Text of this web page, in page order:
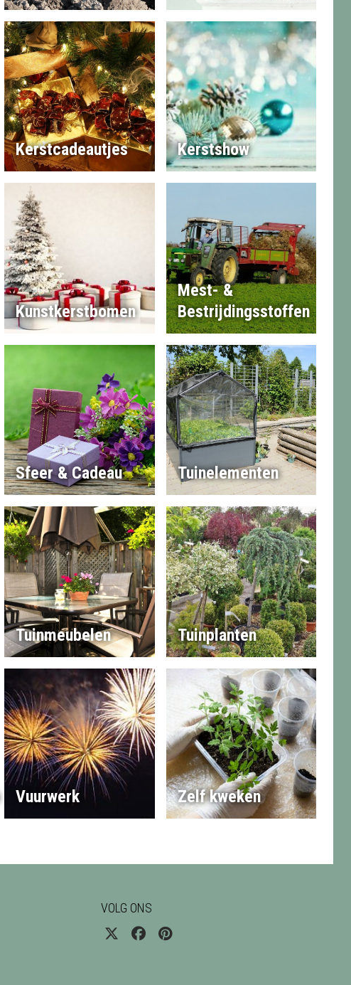
Kerstcadeautjes Kerstshow
Kunstkerstbomen
Mest- &
Bestrijdingsstoffen
Sfeer & Cadeau Tuinelementen
Tuinmeubelen Tuinplanten
Vuurwerk Zelf kweken
VOLG ONS